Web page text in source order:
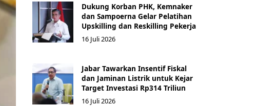
Dukung Korban PHK, Kemnaker
dan Sampoerna Gelar Pelatihan
Upskilling dan Reskilling Pekerja
16 Juli 2026
Jabar Tawarkan Insentif Fiskal
dan Jaminan Listrik untuk Kejar
Target Investasi Rp314 Triliun
16 Juli 2026